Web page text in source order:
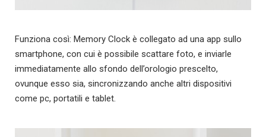
Funziona così: Memory Clock è collegato ad una app sullo
smartphone, con cui è possibile scattare foto, e inviarle
immediatamente allo sfondo dell’orologio prescelto,
ovunque esso sia, sincronizzando anche altri dispositivi
come pc, portatili e tablet.